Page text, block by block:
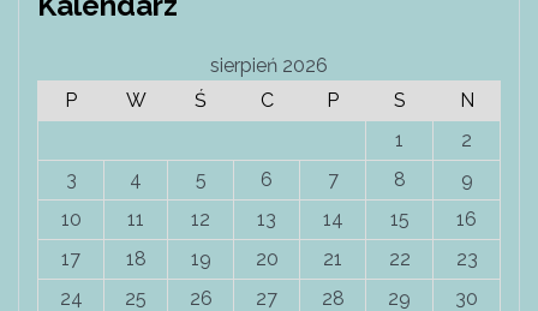
sierpień 2026
P
W Ś C P S
N
1
2
3
4 5 6 7 8
9
10
11 12 13 14 15
16
17
18 19 20 21 22
23
24
25 26 27 28 29
30